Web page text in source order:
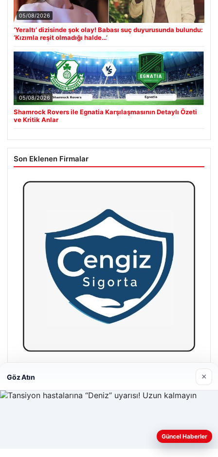
05/08/2026
‘Yeraltı’ dizisinde şok olay! Babası suç duyurusunda bulundu:
‘Kızımla reşit olmadığı halde…’
05/08/2026
Shamrock Rovers ile Egnatia Karşılaşmasının Detaylı Özeti
ve Kritik Anlar
Son Eklenen Firmalar
Hastaş Beton
Web sitemizi nasıl kullandığınızı daha iyi anlayabilmek,
deneyiminizi kişiselleştirmek ve geliştirmek amacıyla çerezler
Göz Atın ×
Güncel Haberler